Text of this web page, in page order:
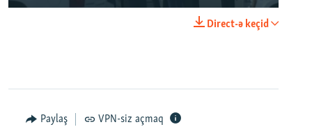
Direct-ə keçid
Paylaş VPN-siz açmaq